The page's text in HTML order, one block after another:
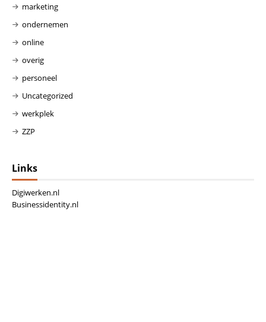
marketing
ondernemen
online
overig
personeel
Uncategorized
werkplek
ZZP
Links
Digiwerken.nl
Businessidentity.nl